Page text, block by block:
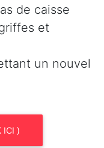
de caisse
et
un nouvel
ICI )